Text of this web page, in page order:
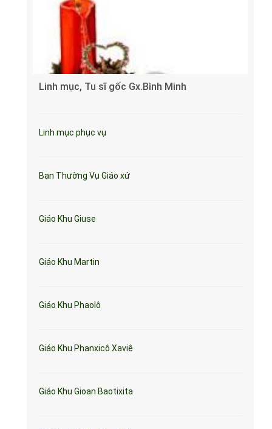
Linh mục, Tu sĩ gốc Gx.Bình Minh
Linh mục phục vụ
Ban Thường Vụ Giáo xứ
Giáo Khu Giuse
Giáo Khu Martin
Giáo Khu Phaolô
Giáo Khu Phanxicô Xaviê
Giáo Khu Gioan Baotixita